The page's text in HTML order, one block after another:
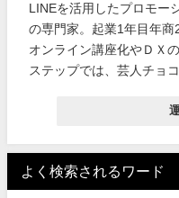
LINEを活用したプロモー
の専門家。起業1年目年
オンライン講座化やＤＸ
ステップでは、芸人チョ
よく検索されるワード